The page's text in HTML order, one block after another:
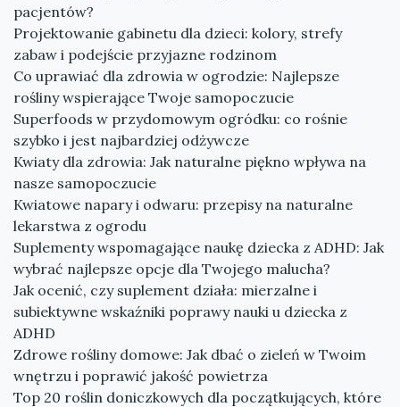
pacjentów?
Projektowanie gabinetu dla dzieci: kolory, strefy
zabaw i podejście przyjazne rodzinom
Co uprawiać dla zdrowia w ogrodzie: Najlepsze
rośliny wspierające Twoje samopoczucie
Superfoods w przydomowym ogródku: co rośnie
szybko i jest najbardziej odżywcze
Kwiaty dla zdrowia: Jak naturalne piękno wpływa na
nasze samopoczucie
Kwiatowe napary i odwaru: przepisy na naturalne
lekarstwa z ogrodu
Suplementy wspomagające naukę dziecka z ADHD: Jak
wybrać najlepsze opcje dla Twojego malucha?
Jak ocenić, czy suplement działa: mierzalne i
subiektywne wskaźniki poprawy nauki u dziecka z
ADHD
Zdrowe rośliny domowe: Jak dbać o zieleń w Twoim
wnętrzu i poprawić jakość powietrza
Top 20 roślin doniczkowych dla początkujących, które